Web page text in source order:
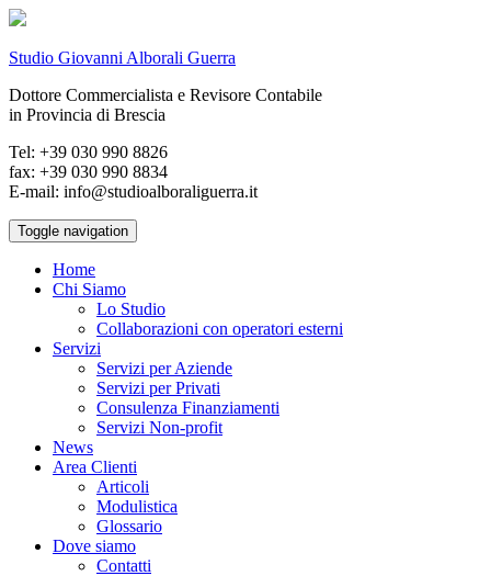
Studio Giovanni Alborali Guerra
Dottore Commercialista e Revisore Contabile
in Provincia di Brescia
Tel: +39 030 990 8826
fax: +39 030 990 8834
E-mail: info@studioalboraliguerra.it
Toggle navigation
Home
Chi Siamo
Lo Studio
Collaborazioni con operatori esterni
Servizi
Servizi per Aziende
Servizi per Privati
Consulenza Finanziamenti
Servizi Non-profit
News
Area Clienti
Articoli
Modulistica
Glossario
Dove siamo
Contatti